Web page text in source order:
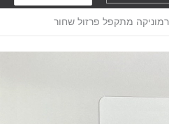
מתקפל פרזול שחור